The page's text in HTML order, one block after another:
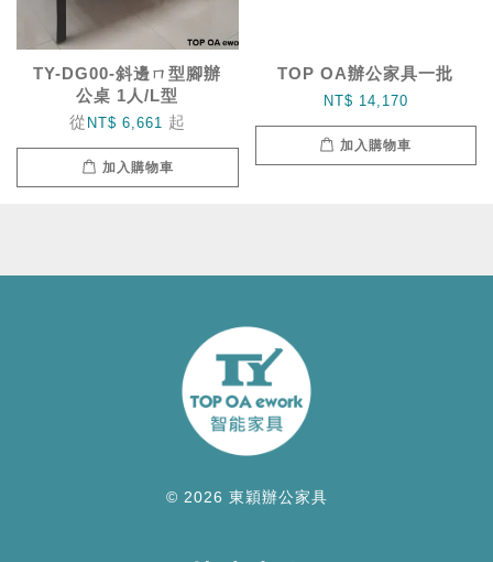
TY-DG00-斜邊ㄇ型腳辦
公桌 1人/L型
從 NT$ 6,661 起
加入購物車
TOP OA辦公家具一批
NT$ 14,170
加入購物車
© 2026 東穎辦公家具